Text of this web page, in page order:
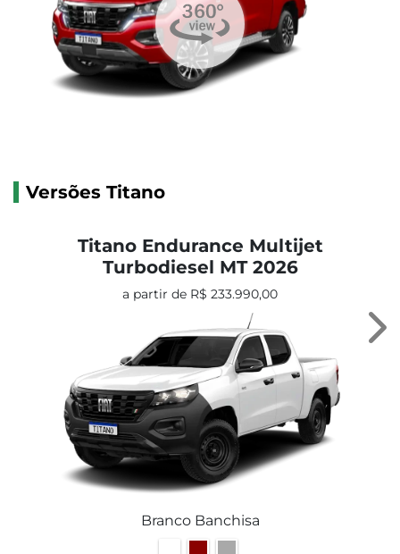
Versões Titano
Titano Endurance Multijet
Turbodiesel MT 2026
a partir de R$ 233.990,00
Branco Banchisa